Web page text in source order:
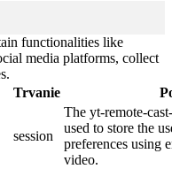
functionalities like
media platforms, collect
Trvanie
session
The yt-remote-
used to store the
preferences using
video.